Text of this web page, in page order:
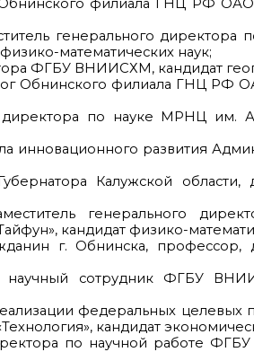
филиала ГНЦ РФ
генерального директора
математических наук;
ФГБУ ВНИИСХМ, кандидат
Обнинского филиала ГНЦ РФ
директора по науке МРНЦ
инновационного развития
Калужской области,
генерального
кандидат физико-
г. Обнинска, профессор,
сотрудник ФГБУ
федеральных
кандидат
по научной работе